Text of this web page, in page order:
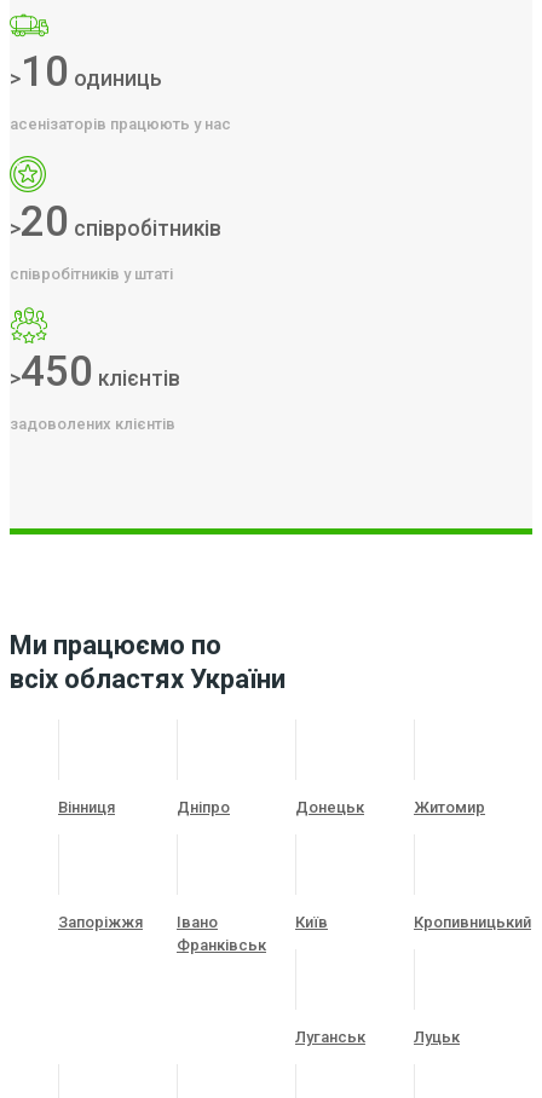
>10 одиниць
асенізаторів працюють у нас
>20 співробітників
співробітників у штаті
>450 клієнтів
задоволених клієнтів
Ми працюємо по
всіх областях України
Вінниця Дніпро Донецьк Житомир
Запоріжжя
Івано
Франківськ
Київ Кропивницький
Луганськ Луцьк